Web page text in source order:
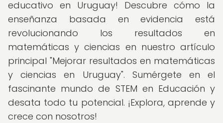
educativo en Uruguay! Descubre cómo la
enseñanza basada en evidencia está
revolucionando los resultados en
matemáticas y ciencias en nuestro artículo
principal "Mejorar resultados en matemáticas
y ciencias en Uruguay". Sumérgete en el
fascinante mundo de STEM en Educación y
desata todo tu potencial. ¡Explora, aprende y
crece con nosotros!